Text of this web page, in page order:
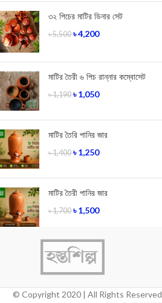
৩২ পিচের মাটির ডিনার সেট
৳5,500 ৳4,200
মাটির তৈরী ৬ পিচ রান্নার কম্বোসেট
৳1,190 ৳1,050
মাটির তৈরি পানির জার
৳1,400 ৳1,250
মাটির তৈরী পানির জার
৳1,700 ৳1,500
© Copyright 2020 | All Rights Reserved